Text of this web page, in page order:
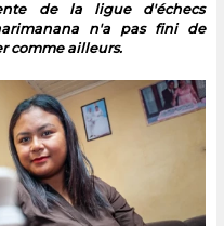
de la ligue d'échecs
n'a pas fini de
comme ailleurs.